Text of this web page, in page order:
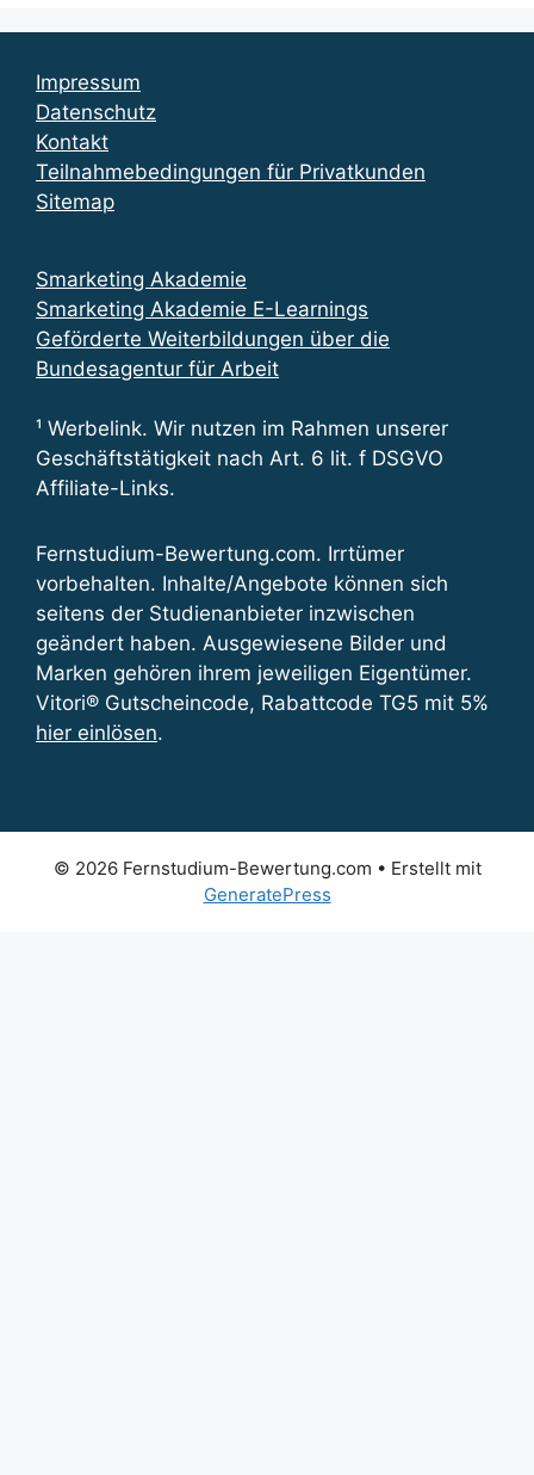
Impressum
Datenschutz
Kontakt
Teilnahmebedingungen für Privatkunden
Sitemap
Smarketing Akademie
Smarketing Akademie E-Learnings
Geförderte Weiterbildungen über die
Bundesagentur für Arbeit
¹ Werbelink. Wir nutzen im Rahmen unserer
Geschäftstätigkeit nach Art. 6 lit. f DSGVO
Affiliate-Links.
Fernstudium-Bewertung.com. Irrtümer
vorbehalten. Inhalte/Angebote können sich
seitens der Studienanbieter inzwischen
geändert haben. Ausgewiesene Bilder und
Marken gehören ihrem jeweiligen Eigentümer.
Vitori® Gutscheincode, Rabattcode TG5 mit 5%
hier einlösen.
© 2026 Fernstudium-Bewertung.com • Erstellt mit
GeneratePress